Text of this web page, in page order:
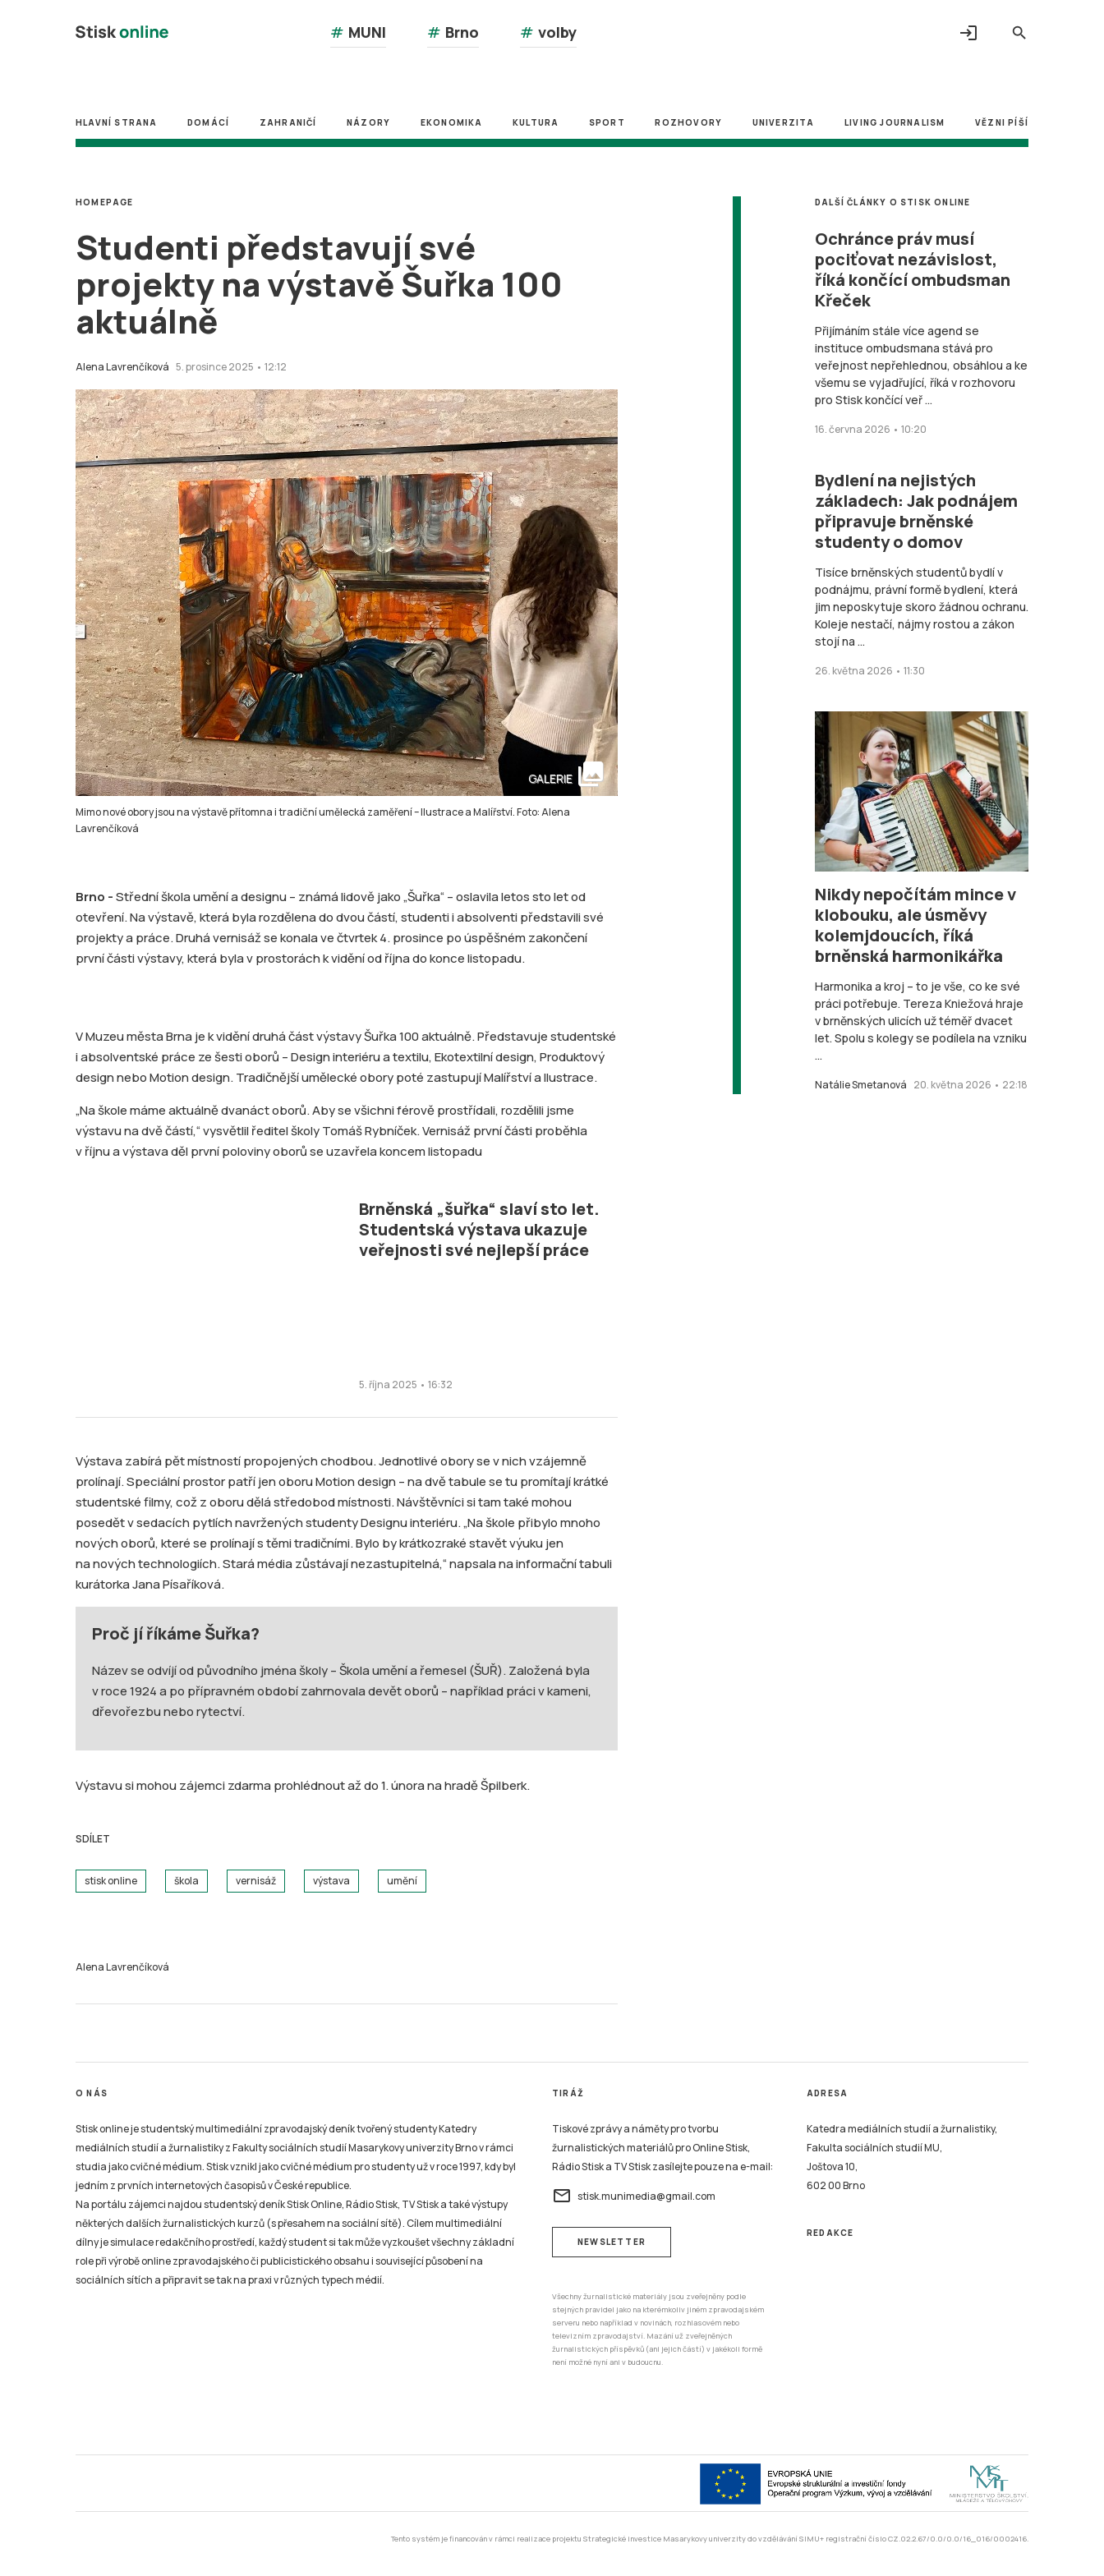
search
# MUNI # Brno # volby login
HLAVNÍ STRANA DOMÁCÍ ZAHRANIČÍ NÁZORY EKONOMIKA KULTURA SPORT ROZHOVORY UNIVERZITA LIVING JOURNALISM VĚZNI PÍŠÍ
Studenti představují své
projekty na výstavě Šuřka 100
aktuálně
Alena Lavrenčíková 5. prosince 2025 • 12:12
HOMEPAGE
Mimo nové obory jsou na výstavě přítomna i tradiční umělecká zaměření – Ilustrace a Malířství. Foto: Alena
Lavrenčíková
GALERIE collections
Brno -Střední škola umění a designu – známá lidově jako „Šuřka“ – oslavila letos sto let od
otevření. Na výstavě, která byla rozdělena do dvou částí, studenti i absolventi představili své
projekty a práce. Druhá vernisáž se konala ve čtvrtek 4. prosince po úspěšném zakončení
první části výstavy, která byla v prostorách k vidění od října do konce listopadu.
V Muzeu města Brna je k vidění druhá část výstavy Šuřka 100 aktuálně. Představuje studentské
i absolventské práce ze šesti oborů – Design interiéru a textilu, Ekotextilní design, Produktový
design nebo Motion design. Tradičnější umělecké obory poté zastupují Malířství a Ilustrace.
„Na škole máme aktuálně dvanáct oborů. Aby se všichni férově prostřídali, rozdělili jsme
výstavu na dvě částí,“ vysvětlil ředitel školy Tomáš Rybníček. Vernisáž první části proběhla
v říjnu a výstava děl první poloviny oborů se uzavřela koncem listopadu
Brněnská „šuřka“ slaví sto let.
Studentská výstava ukazuje
veřejnosti své nejlepší práce
5. října 2025 • 16:32
Výstava zabírá pět místností propojených chodbou. Jednotlivé obory se v nich vzájemně
prolínají. Speciální prostor patří jen oboru Motion design – na dvě tabule se tu promítají krátké
studentské filmy, což z oboru dělá středobod místnosti. Návštěvníci si tam také mohou
posedět v sedacích pytlích navržených studenty Designu interiéru. „Na škole přibylo mnoho
nových oborů, které se prolínají s těmi tradičními. Bylo by krátkozraké stavět výuku jen
na nových technologiích. Stará média zůstávají nezastupitelná,“ napsala na informační tabuli
kurátorka Jana Písaříková.
Proč jí říkáme Šuřka?
Název se odvíjí od původního jména školy – Škola umění a řemesel (ŠUŘ). Založená byla
v roce 1924 a po přípravném období zahrnovala devět oborů – například práci v kameni,
dřevořezbu nebo rytectví.
Výstavu si mohou zájemci zdarma prohlédnout až do 1. února na hradě Špilberk.
SDÍLET
stisk online škola vernisáž výstava umění
Alena Lavrenčíková
DALŠÍ ČLÁNKY O STISK ONLINE
Ochránce práv musí
pociťovat nezávislost,
říká končící ombudsman
Křeček
Přijímáním stále více agend se
instituce ombudsmana stává pro
veřejnost nepřehlednou, obsáhlou a ke
všemu se vyjadřující, říká v rozhovoru
pro Stisk končící veř ...
16. června 2026 • 10:20
Bydlení na nejistých
základech: Jak podnájem
připravuje brněnské
studenty o domov
Tisíce brněnských studentů bydlí v
podnájmu, právní formě bydlení, která
jim neposkytuje skoro žádnou ochranu.
Koleje nestačí, nájmy rostou a zákon
stojí na ...
26. května 2026 • 11:30
Nikdy nepočítám mince v
klobouku, ale úsměvy
kolemjdoucích, říká
brněnská harmonikářka
Harmonika a kroj – to je vše, co ke své
práci potřebuje. Tereza Kniežová hraje
v brněnských ulicích už téměř dvacet
let. Spolu s kolegy se podílela na vzniku
...
Natálie Smetanová 20. května 2026 • 22:18
O NÁS
Stisk online je studentský multimediální zpravodajský deník tvořený studenty Katedry
mediálních studií a žurnalistiky z Fakulty sociálních studií Masarykovy univerzity Brno v rámci
studia jako cvičné médium. Stisk vznikl jako cvičné médium pro studenty už v roce 1997, kdy byl
jedním z prvních internetových časopisů v České republice.
Na portálu zájemci najdou studentský deník Stisk Online, Rádio Stisk, TV Stisk a také výstupy
některých dalších žurnalistických kurzů (s přesahem na sociální sítě). Cílem multimediální
dílny je simulace redakčního prostředí, každý student si tak může vyzkoušet všechny základní
role při výrobě online zpravodajského či publicistického obsahu i související působení na
sociálních sítích a připravit se tak na praxi v různých typech médií.
TIRÁŽ
Tiskové zprávy a náměty pro tvorbu
žurnalistických materiálů pro Online Stisk,
Rádio Stisk a TV Stisk zasílejte pouze na e-mail:
email stisk.munimedia@gmail.com
NEWSLETTER
Všechny žurnalistické materiály jsou zveřejněny podle
stejných pravidel jako na kterémkoliv jiném zpravodajském
serveru nebo například v novinách, rozhlasovém nebo
televizním zpravodajství. Mazání už zveřejněných
žurnalistických příspěvků (ani jejich částí) v jakékoli formě
není možné nyní ani v budoucnu.
ADRESA
Katedra mediálních studií a žurnalistiky,
Fakulta sociálních studií MU,
Joštova 10,
602 00 Brno
REDAKCE
Tento systém je financován v rámci realizace projektu Strategické investice Masarykovy univerzity do vzdělávání SIMU+ registrační číslo CZ.02.2.67/0.0/0.0/16_016/0002416.